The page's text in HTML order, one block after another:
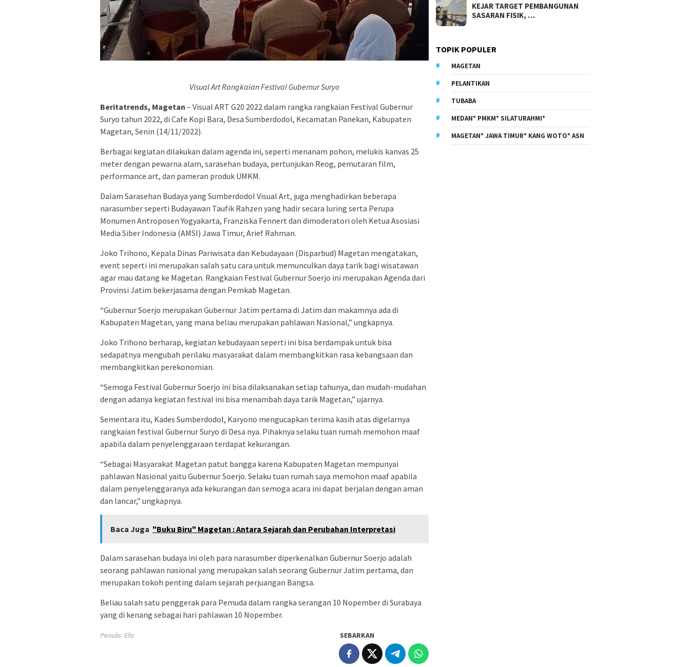
Visual Art Rangkaian Festival Gubernur Suryo
Beritatrends, Magetan – Visual ART G20 2022 dalam rangka rangkaian Festival Gubernur
Suryo tahun 2022, di Cafe Kopi Bara, Desa Sumberdodol, Kecamatan Panekan, Kabupaten
Magetan, Senin (14/11/2022).
Berbagai kegiatan dilakukan dalam agenda ini, seperti menanam pohon, melukis kanvas 25
meter dengan pewarna alam, sarasehan budaya, pertunjukan Reog, pemutaran film,
performance art, dan pameran produk UMKM.
Dalam Sarasehan Budaya yang Sumberdodol Visual Art, juga menghadirkan beberapa
narasumber seperti Budayawan Taufik Rahzen yang hadir secara luring serta Perupa
Monumen Antroposen Yogyakarta, Franziska Fennert dan dimoderatori oleh Ketua Asosiasi
Media Siber Indonesia (AMSI) Jawa Timur, Arief Rahman.
Joko Trihono, Kepala Dinas Pariwisata dan Kebudayaan (Disparbud) Magetan mengatakan,
event seperti ini merupakan salah satu cara untuk memunculkan daya tarik bagi wisatawan
agar mau datang ke Magetan. Rangkaian Festival Gubernur Soerjo ini merupakan Agenda dari
Provinsi Jatim bekerjasama dengan Pemkab Magetan.
“Gubernur Soerjo merupakan Gubernur Jatim pertama di Jatim dan makamnya ada di
Kabupaten Magetan, yang mana beliau merupakan pahlawan Nasional,” ungkapnya.
Joko Trihono berharap, kegiatan kebudayaan seperti ini bisa berdampak untuk bisa
sedapatnya mengubah perilaku masyarakat dalam membangkitkan rasa kebangsaan dan
membangkitkan perekonomian.
“Semoga Festival Gubernur Soerjo ini bisa dilaksanakan setiap tahunya, dan mudah-mudahan
dengan adanya kegiatan festival ini bisa menambah daya tarik Magetan,” ujarnya.
Sementara itu, Kades Sumberdodol, Karyono mengucapkan terima kasih atas digelarnya
rangkaian festival Gubernur Suryo di Desa nya. Pihaknya selaku tuan rumah memohon maaf
apabila dalam penyelenggaraan terdapat kekurangan.
“Sebagai Masyarakat Magetan patut bangga karena Kabupaten Magetan mempunyai
pahlawan Nasional yaitu Gubernur Soerjo. Selaku tuan rumah saya memohon maaf apabila
dalam penyelenggaranya ada kekurangan dan semoga acara ini dapat berjalan dengan aman
dan lancar,” ungkapnya.
Baca Juga "Buku Biru" Magetan : Antara Sejarah dan Perubahan Interpretasi
Dalam sarasehan budaya ini oleh para narasumber diperkenalkan Gubernur Soerjo adalah
seorang pahlawan nasional yang merupakan salah seorang Gubernur Jatim pertama, dan
merupakan tokoh penting dalam sejarah perjuangan Bangsa.
Beliau salah satu penggerak para Pemuda dalam rangka serangan 10 Nopember di Surabaya
yang di kenang sebagai hari pahlawan 10 Nopember.
Penulis: Efa SEBARKAN
KEJAR TARGET PEMBANGUNAN
SASARAN FISIK, …
TOPIK POPULER
MAGETAN
PELANTIKAN
TUBABA
MEDAN* PMKM* SILATURAHMI*
MAGETAN* JAWA TIMUR* KANG WOTO* ASN